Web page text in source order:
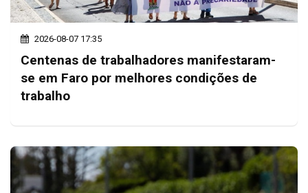
2026-08-07 17:35
Centenas de trabalhadores manifestaram-
se em Faro por melhores condições de
trabalho